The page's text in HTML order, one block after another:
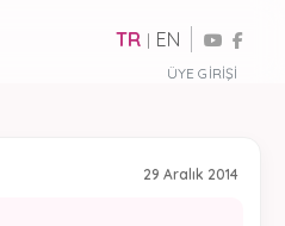
ÜYE GIRIŞI
TR | EN
29 Aralık 2014